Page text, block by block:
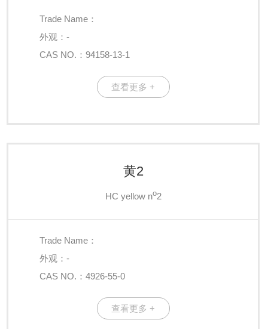
Trade Name：
外观：-
CAS NO.：94158-13-1
查看更多 +
黄2
HC yellow no2
Trade Name：
外观：-
CAS NO.：4926-55-0
查看更多 +